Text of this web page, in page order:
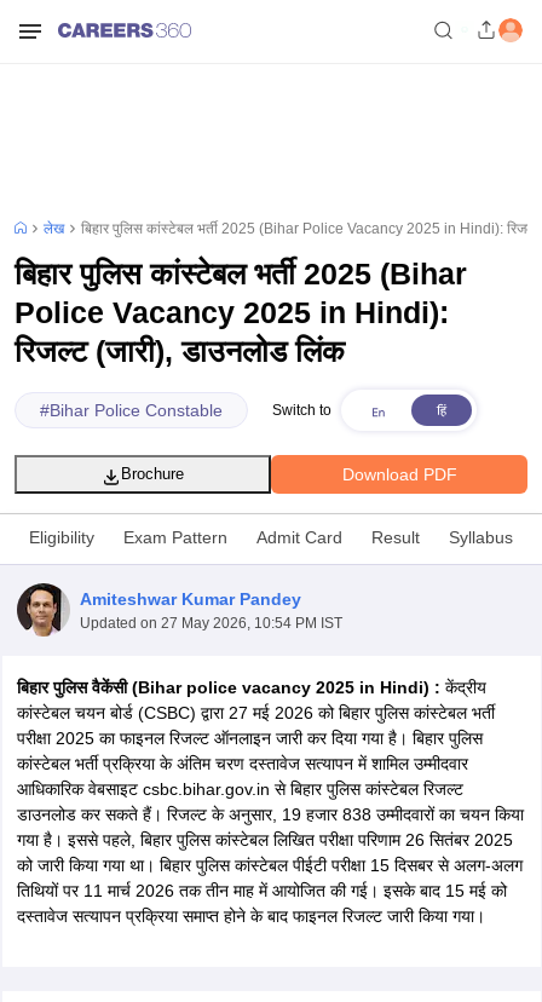
Exam Dates
लेख बिहार पुलिस कांस्टेबल भर्ती 2025 (Bihar Police Vacancy 2025 in Hindi): रिजल्ट
बिहार पुलिस कांस्टेबल भर्ती 2025 (Bihar
Police Vacancy 2025 in Hindi):
रिजल्ट (जारी), डाउनलोड लिंक
#Bihar Police Constable Switch to
Download PDF
Brochure
Eligibility Exam Pattern Admit Card Result Syllabus
Amiteshwar Kumar Pandey
Updated on 27 May 2026, 10:54 PM IST
बिहार पुलिस वैकेंसी (Bihar police vacancy 2025 in Hindi) : केंद्रीय
कांस्टेबल चयन बोर्ड (CSBC) द्वारा 27 मई 2026 को बिहार पुलिस कांस्टेबल भर्ती
परीक्षा 2025 का फाइनल रिजल्ट ऑनलाइन जारी कर दिया गया है। बिहार पुलिस
कांस्टेबल भर्ती प्रक्रिया के अंतिम चरण दस्तावेज सत्यापन में शामिल उम्मीदवार
आधिकारिक वेबसाइट csbc.bihar.gov.in से बिहार पुलिस कांस्टेबल रिजल्ट
डाउनलोड कर सकते हैं। रिजल्ट के अनुसार, 19 हजार 838 उम्मीदवारों का चयन किया
गया है। इससे पहले, बिहार पुलिस कांस्टेबल लिखित परीक्षा परिणाम 26 सितंबर 2025
को जारी किया गया था। बिहार पुलिस कांस्टेबल पीईटी परीक्षा 15 दिसबर से अलग-अलग
तिथियों पर 11 मार्च 2026 तक तीन माह में आयोजित की गई। इसके बाद 15 मई को
दस्तावेज सत्यापन प्रक्रिया समाप्त होने के बाद फाइनल रिजल्ट जारी किया गया।